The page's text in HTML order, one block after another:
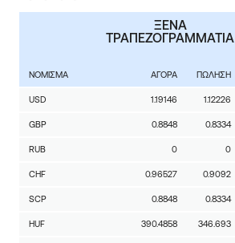
ΞΕΝΑ
ΤΡΑΠΕΖΟΓΡΑΜΜΑΤΙΑ
ΝΟΜΙΣΜΑ ΑΓΟΡΑ ΠΩΛΗΣΗ
USD 1.19146 1.12226
GBP 0.8848 0.8334
RUB 0 0
CHF 0.96527 0.9092
SCP 0.8848 0.8334
HUF 390.4858 346.693